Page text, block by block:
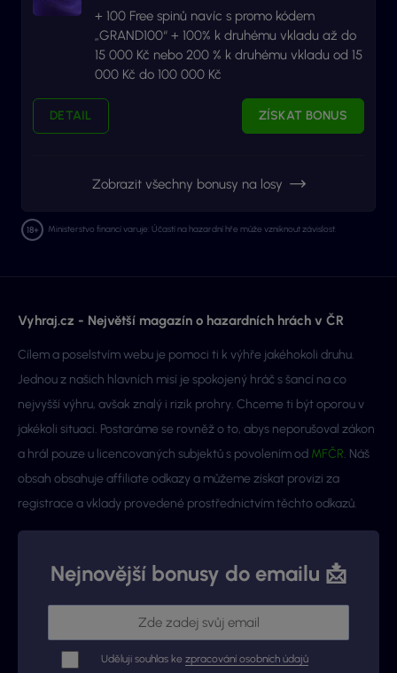
+ 100 Free spinů navíc s promo kódem
„GRAND100“ + 100% k druhému vkladu až do
15 000 Kč nebo 200 % k druhému vkladu od 15
000 Kč do 100 000 Kč
DETAIL ZÍSKAT BONUS
Zobrazit všechny bonusy na losy
Ministerstvo financí varuje: Účastí na hazardní hře může vzniknout závislost.
Vyhraj.cz - Největší magazín o hazardních hrách v ČR
Cílem a poselstvím webu je pomoci ti k výhře jakéhokoli druhu.
Jednou z našich hlavních misí je spokojený hráč s šancí na co
nejvyšší výhru, avšak znalý i rizik prohry. Chceme ti být oporou v
jakékoli situaci. Postaráme se rovněž o to, abys neporušoval zákon
a hrál pouze u licencovaných subjektů s povolením od MFČR. Náš
obsah obsahuje affiliate odkazy a můžeme získat provizi za
registrace a vklady provedené prostřednictvím těchto odkazů.
Nejnovější bonusy do emailu 📩
Uděluji souhlas ke zpracování osobních údajů